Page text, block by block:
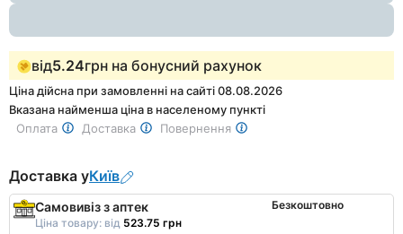
від5.24грн на бонусний рахунок
Ціна дійсна при замовленні на сайті 08.08.2026
Вказана найменша ціна в населеному пункті
Оплата
Доставка Повернення
Доставка уКиїв
Самовивіз з аптек
Ціна товару: від 523.75 грн
Безкоштовно